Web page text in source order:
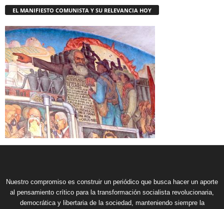
EL MANIFIESTO COMUNISTA Y SU RELEVANCIA HOY
Nuestro compromiso es construir un periódico que busca hacer un aporte
al pensamiento crítico para la transformación socialista revolucionaria,
democrática y libertaria de la sociedad, manteniendo siempre la